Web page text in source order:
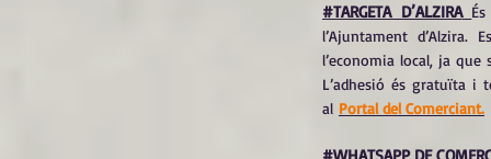
#TARGETA D’ALZIRA
l’Ajuntament
l’economia local, ja
L’adhesió és gratuïta i
al Portal del Comerciant.